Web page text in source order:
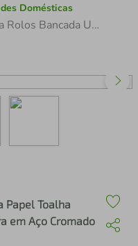
Domésticas
Porta Rolos Bancada Utimil Para Papel Toalha Alumínio 25,5x27x15cm Estrutura em Aço Cromado
Papel Toalha
em Aço Cromado